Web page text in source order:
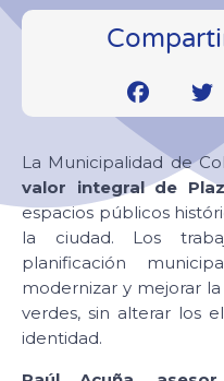
La Municipalidad de
valor integral de
espacios públicos
la ciudad. Los
planificación
modernizar y mejorar
verdes, sin alterar los
identidad.